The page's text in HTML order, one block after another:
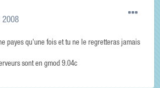
2008
payes qu'une fois et tu ne le regretteras jamais
sont en gmod 9.04c